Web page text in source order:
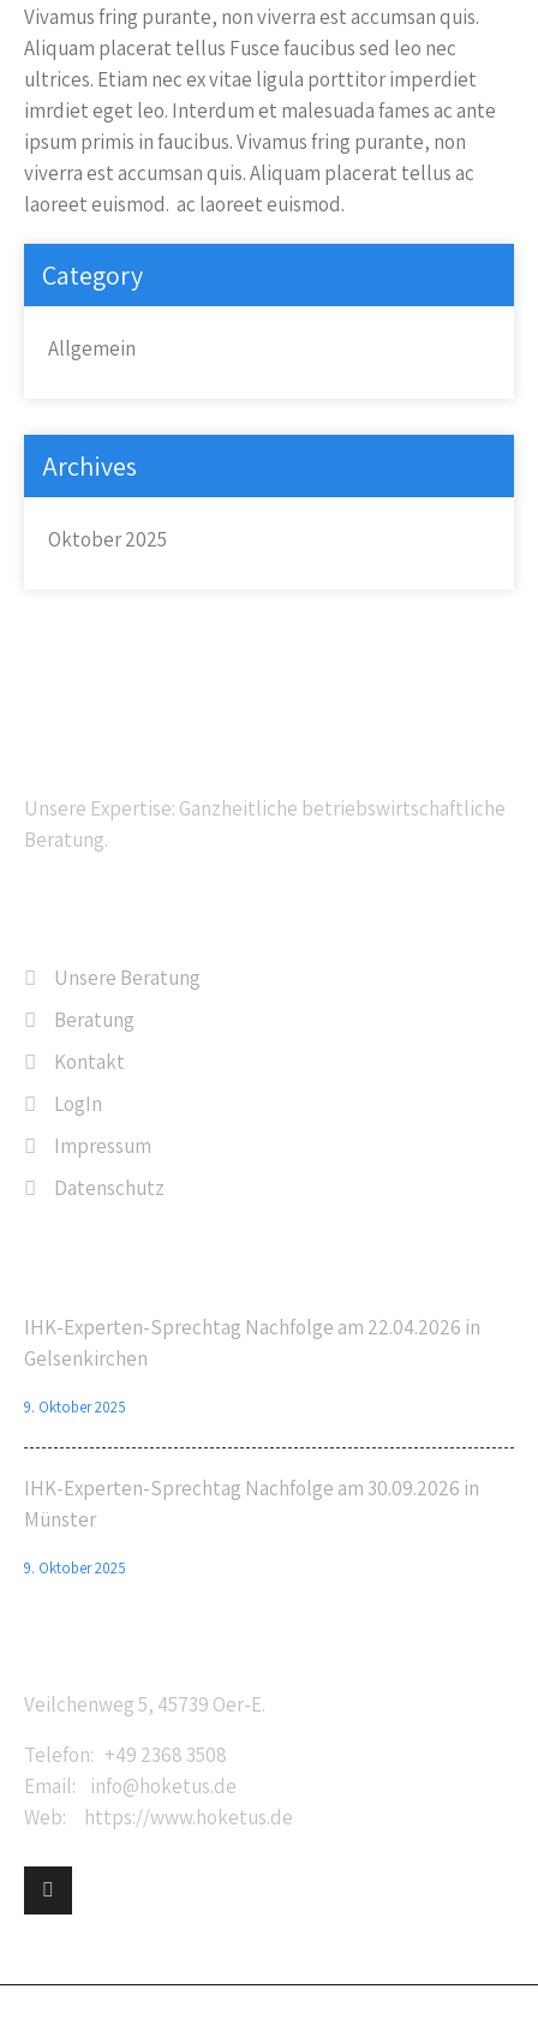
Vivamus fring purante, non viverra est accumsan quis.
Aliquam placerat tellus Fusce faucibus sed leo nec
ultrices. Etiam nec ex vitae ligula porttitor imperdiet
imrdiet eget leo. Interdum et malesuada fames ac ante
ipsum primis in faucibus. Vivamus fring purante, non
viverra est accumsan quis. Aliquam placerat tellus ac
laoreet euismod. ac laoreet euismod.
Category
Allgemein
Archives
Oktober 2025
Unsere Expertise: Ganzheitliche betriebswirtschaftliche
Beratung.
Unsere Beratung
Beratung
Kontakt
LogIn
Impressum
Datenschutz
IHK-Experten-Sprechtag Nachfolge am 22.04.2026 in
Gelsenkirchen
9. Oktober 2025
IHK-Experten-Sprechtag Nachfolge am 30.09.2026 in
Münster
9. Oktober 2025
Veilchenweg 5, 45739 Oer-E.
Telefon: +49 2368 3508
Email: info@hoketus.de
Web: https://www.hoketus.de